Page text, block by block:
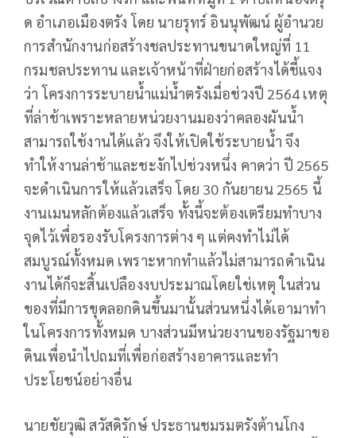
ด อำเภอเมืองตรัง โดย นายรุทร์ อินนุพัฒน์ ผู้อำนวย
การสำนักงานก่อสร้างชลประทานขนาดใหญ่ที่ 11
กรมชลประทาน และเจ้าหน้าที่ฝ่ายก่อสร้างได้ชี้แจง
ว่า โครงการระบายน้ำแม่น้ำตรังเมื่อช่วงปี 2564 เหตุ
ที่ล่าช้าเพราะหลายหน่วยงานมองว่าคลองผันน้ำ
สามารถใช้งานได้แล้ว จึงให้เปิดใช้ระบายน้ำ จึง
ทำให้งานล่าช้าและชะงักไปช่วงหนึ่ง คาดว่า ปี 2565
จะดำเนินการให้แล้วเสร็จ โดย 30 กันยายน 2565 นี้
งานเมนหลักต้องแล้วเสร็จ ทั้งนี้จะต้องเตรียมทำบาง
จุดไว้เพื่อรองรับโครงการต่าง ๆ แต่คงทำไม่ได้
สมบูรณ์ทั้งหมด เพราะหากทำแล้วไม่สามารถดำเนิน
งานได้ก็จะสิ้นเปลืองงบประมาณโดยใช่เหตุ ในส่วน
ของที่มีการขุดลอกดินขึ้นมานั้นส่วนหนึ่งได้เอามาทำ
ในโครงการทั้งหมด บางส่วนมีหน่วยงานของรัฐมาขอ
ดินเพื่อนำไปถมที่เพื่อก่อสร้างอาคารและทำ
ประโยชน์อย่างอื่น
นายชัยวุฒิ สวัสดิรักษ์ ประธานชมรมตรังต้านโกง